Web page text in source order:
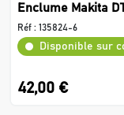
Enclume Makita
Réf : 135824-6
Disponible sur
42,00 €